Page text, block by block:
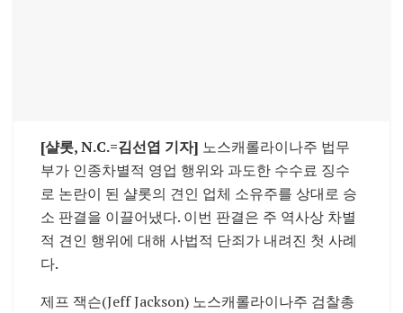
[샬롯, N.C.=김선엽 기자] 노스캐롤라이나주 법무
부가 인종차별적 영업 행위와 과도한 수수료 징수
로 논란이 된 샬롯의 견인 업체 소유주를 상대로 승
소 판결을 이끌어냈다. 이번 판결은 주 역사상 차별
적 견인 행위에 대해 사법적 단죄가 내려진 첫 사례
다.
제프 잭슨(Jeff Jackson) 노스캐롤라이나주 검찰총